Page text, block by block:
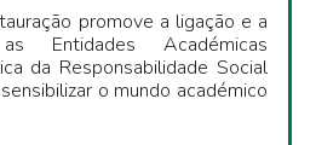
promove a ligação e a
Entidades Académicas
da Responsabilidade Social
o mundo académico